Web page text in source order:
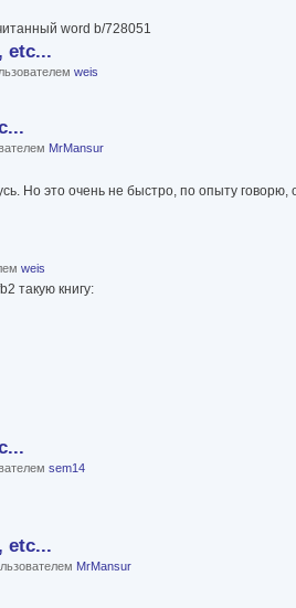
word b/728051
etc...
weis
MrMansur
Но это очень не быстро, по опыту говорю,
weis
такую книгу:
sem14
etc...
MrMansur